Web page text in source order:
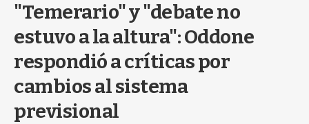
"Temerario" y "debate no
estuvo a la altura": Oddone
respondió a críticas por
cambios al sistema
previsional